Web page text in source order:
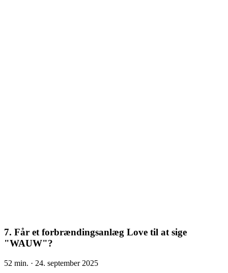
7. Får et forbrændingsanlæg Love til at sige
"WAUW"?
52 min. · 24. september 2025